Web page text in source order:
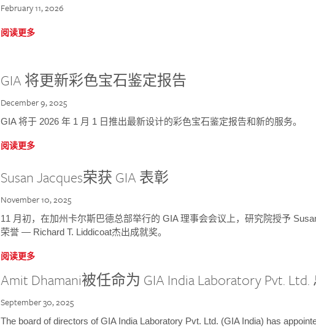
February 11, 2026
阅读更多
GIA 将更新彩色宝石鉴定报告
December 9, 2025
GIA 将于 2026 年 1 月 1 日推出最新设计的彩色宝石鉴定报告和新的服务。
阅读更多
Susan Jacques荣获 GIA 表彰
November 10, 2025
11 月初，在加州卡尔斯巴德总部举行的 GIA 理事会会议上，研究院授予
荣誉 — Richard T. Liddicoat杰出成就奖。
阅读更多
Amit Dhamani被任命为 GIA India Laboratory Pvt.
September 30, 2025
The board of directors of GIA India Laboratory Pvt. Ltd. (GIA India) has